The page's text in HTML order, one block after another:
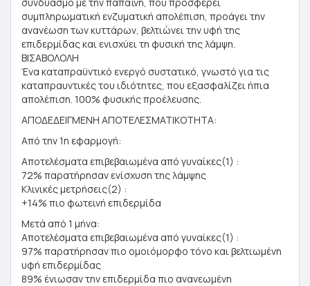
συμπληρωματική ενζυματική απολέπιση, προάγει την
ανανέωση των κυττάρων, βελτιώνει την υφή της
επιδερμίδας και ενισχύει τη φυσική της λάμψη.
ΒΙΣΑΒΟΛΟΛΗ
Ένα καταπραϋντικό ενεργό συστατικό, γνωστό για τις
καταπραυντικές του ιδιότητες, που εξασφαλίζει ήπια
απολέπιση. 100% φυσικής προέλευσης.
ΑΠΟΔΕΔΕΙΓΜΕΝΗ ΑΠΟΤΕΛΕΣΜΑΤΙΚΟΤΗΤΑ:
Από την 1η εφαρμογή:
Αποτελέσματα επιβεβαιωμένα από γυναίκες(1) :
72% παρατήρησαν ενίσχυση της λάμψης
Κλινικές μετρήσεις(2) :
+14% πιο φωτεινή επιδερμίδα
Μετά από 1 μήνα:
Αποτελέσματα επιβεβαιωμένα από γυναίκες(1) :
97% παρατήρησαν πιο ομοιόμορφο τόνο και βελτιωμένη
υφή επιδερμίδας
89% ένιωσαν την επιδερμίδα πιο ανανεωμένη